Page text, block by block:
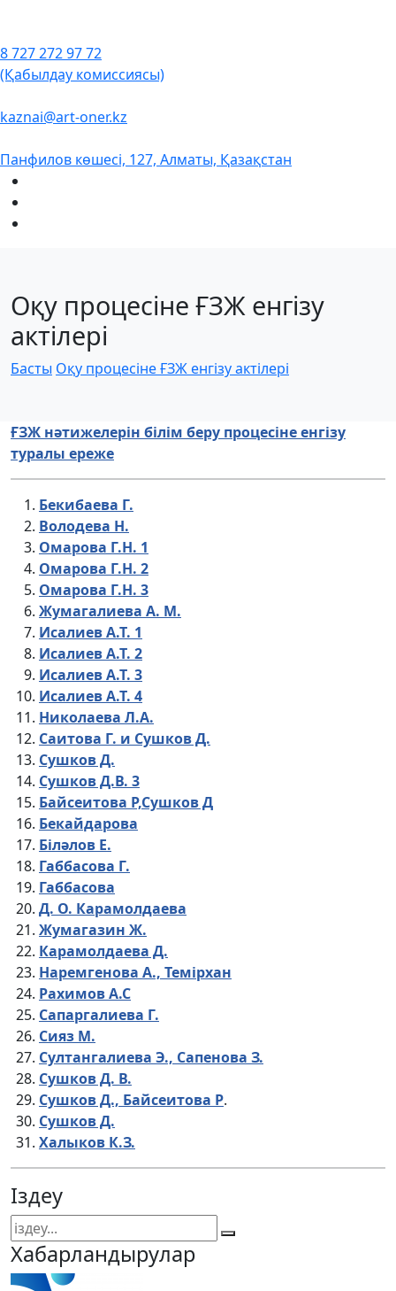
8 727 272 97 72
(Қабылдау комиссиясы)
kaznai@art-oner.kz
Панфилов көшесі, 127, Алматы, Қазақстан
Оқу процесіне ҒЗЖ енгізу
актілері
Басты Оқу процесіне ҒЗЖ енгізу актілері
ҒЗЖ нәтижелерін білім беру процесіне енгізу
туралы ереже
Бекибаева Г.
Володева Н.
Омарова Г.Н. 1
Омарова Г.Н. 2
Омарова Г.Н. 3
Жумагалиева А. М.
Исалиев А.Т. 1
Исалиев А.Т. 2
Исалиев А.Т. 3
Исалиев А.Т. 4
Николаева Л.А.
Саитова Г. и Сушков Д.
Сушков Д.
Сушков Д.В. 3
Байсеитова Р,Сушков Д
Бекайдарова
Біләлов Е.
Габбасова Г.
Габбасова
Д. О. Карамолдаева
Жумагазин Ж.
Карамолдаева Д.
Наремгенова А., Темірхан
Рахимов А.С
Сапаргалиева Г.
Сияз М.
Султангалиева Э., Сапенова З.
Сушков Д. В.
Сушков Д., Байсеитова Р.
Сушков Д.
Халыков К.З.
Іздеу
Хабарландырулар